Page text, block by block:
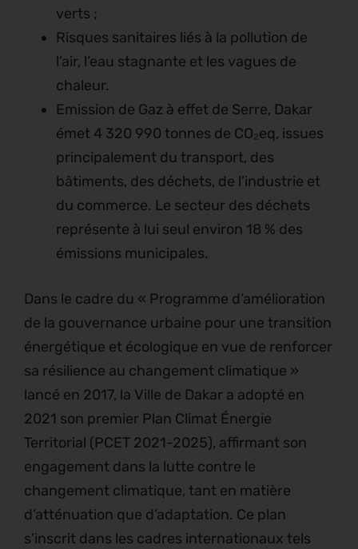
verts ;
Risques sanitaires liés à la pollution de
l’air, l’eau stagnante et les vagues de
chaleur.
Emission de Gaz à effet de Serre, Dakar
émet 4 320 990 tonnes de CO₂eq, issues
principalement du transport, des
bâtiments, des déchets, de l’industrie et
du commerce. Le secteur des déchets
représente à lui seul environ 18 % des
émissions municipales.
Dans le cadre du « Programme d’amélioration
de la gouvernance urbaine pour une transition
énergétique et écologique en vue de renforcer
sa résilience au changement climatique »
lancé en 2017, la Ville de Dakar a adopté en
2021 son premier Plan Climat Énergie
Territorial (PCET 2021-2025), affirmant son
engagement dans la lutte contre le
changement climatique, tant en matière
d’atténuation que d’adaptation. Ce plan
s’inscrit dans les cadres internationaux tels